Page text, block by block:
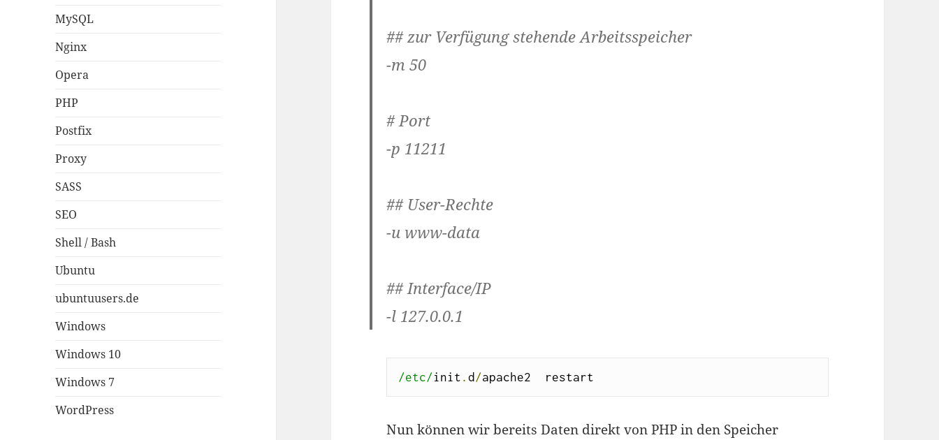
MySQL
Nginx
Opera
PHP
Postfix
Proxy
SASS
SEO
Shell / Bash
Ubuntu
ubuntuusers.de
Windows
Windows 10
Windows 7
WordPress
## zur Verfügung stehende Arbeitsspeicher
-m 50
# Port
-p 11211
## User-Rechte
-u www-data
## Interface/IP
-l 127.0.0.1
/etc/init . d/apache2  restart
Nun können wir bereits Daten direkt von PHP in den Speicher